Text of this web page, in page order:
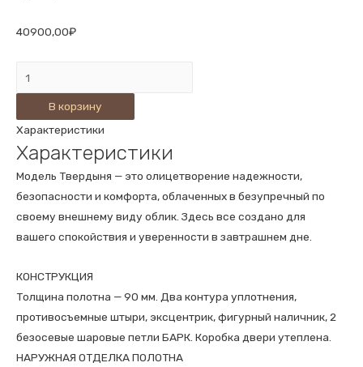
40900,00₽
ВХОДНАЯ
ДВЕРЬ
ТВЕРДЫНЯ
В-1
ДУБ
ФИЛАДЕЛЬФИЯ
КОНЬЯК
В корзину
Характеристики
Характеристики
Модель Твердыня — это олицетворение надежности,
безопасности и комфорта, облаченных в безупречный по
своему внешнему виду облик. Здесь все создано для
вашего спокойствия и уверенности в завтрашнем дне.
КОНСТРУКЦИЯ
Толщина полотна — 90 мм. Два контура уплотнения,
противосъемные штыри, эксцентрик, фигурный наличник, 2
безосевые шаровые петли БАРК. Коробка двери утеплена.
НАРУЖНАЯ ОТДЕЛКА ПОЛОТНА